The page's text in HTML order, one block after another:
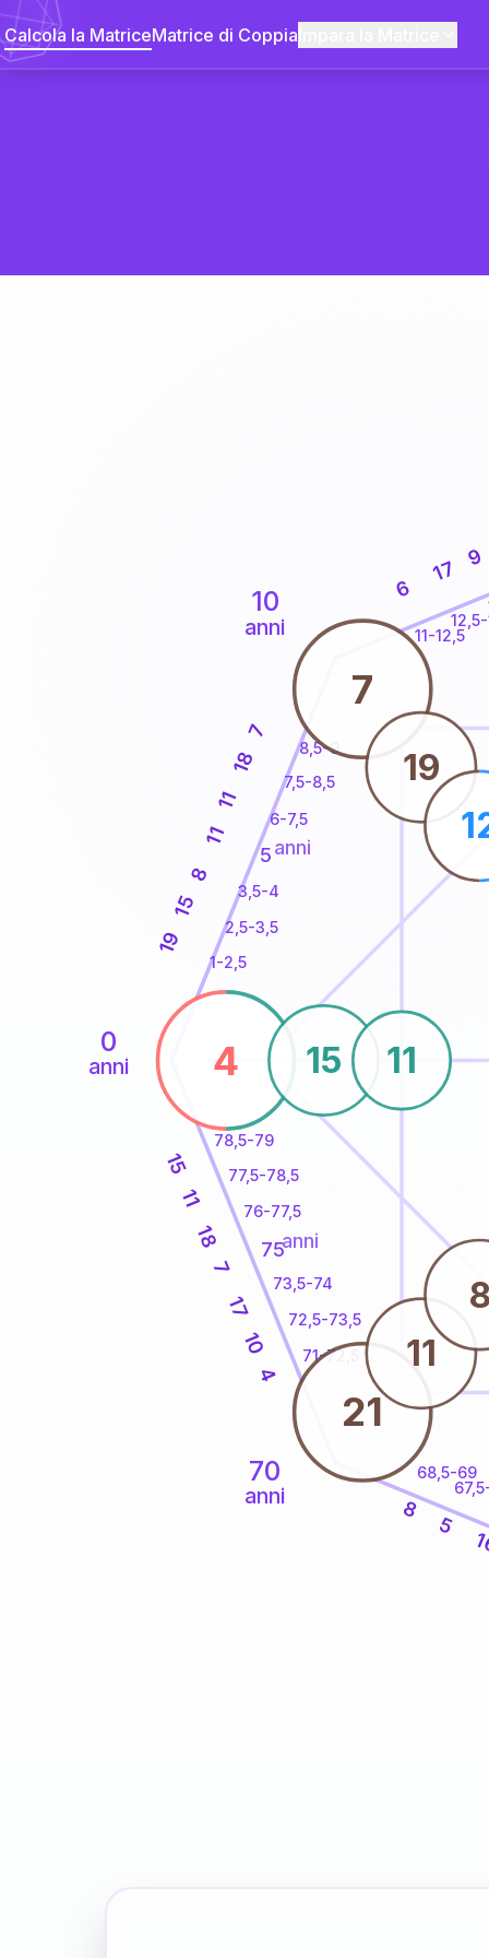
Calcola la MatriceMatrice di Coppia
0
anni
10
anni
70
anni
1-2,5
2,5-3,5
3,5-4
6-7,5
7,5-8,5
8,5-9
11-12,5
68,5-69
71-72,5
72,5-73,5
73,5-74
76-77,5
77,5-78,5
78,5-79
19
15
8
11
11
18
7
6
17 9
5
8
4
10
17
7
18
11
15
4
7
21
15 11
19
11
8
5anni
75anni